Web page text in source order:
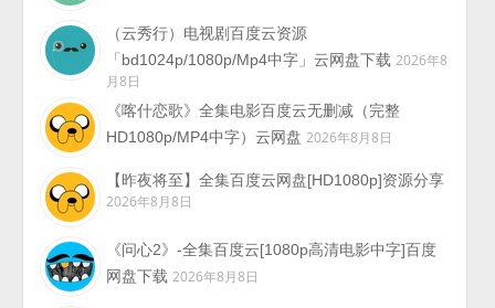
（云秀行）电视剧百度云资源
「bd1024p/1080p/Mp4中字」云网盘下载 2026年8
月8日
《喀什恋歌》全集电影百度云无删减（完整
HD1080p/MP4中字）云网盘 2026年8月8日
【昨夜将至】全集百度云网盘[HD1080p]资源分享
2026年8月8日
《问心2》-全集百度云[1080p高清电影中字]百度
网盘下载 2026年8月8日